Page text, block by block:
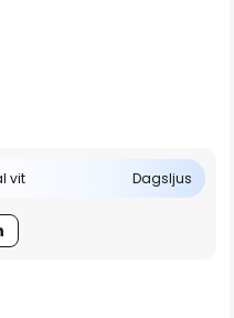
vit Dagsljus